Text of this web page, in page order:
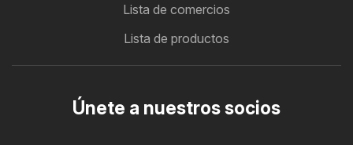
Lista de comercios
Lista de productos
Únete a nuestros socios